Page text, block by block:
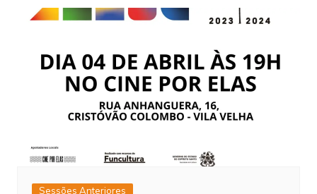
Sessões Anteriores